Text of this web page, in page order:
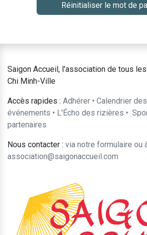
Réinitialiser le mot de
Saigon Accueil, l'association de tous
Chi Minh-Ville
Accès rapides : Adhérer • Calendrier
événements • L'Écho des rizières •
partenaires​​
Nous contacter : ​via notre formulaire ou
association@saigonaccueil.com